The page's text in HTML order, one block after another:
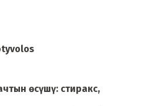
өсүшү: стиракс,